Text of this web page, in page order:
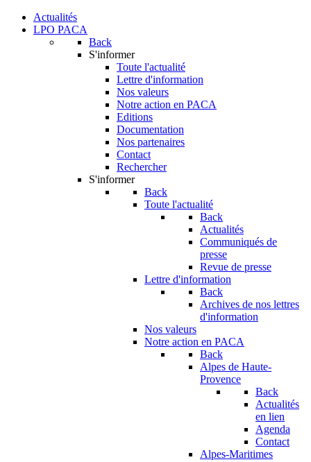
Actualités
LPO PACA
Back
S'informer
Toute l'actualité
Lettre d'information
Nos valeurs
Notre action en PACA
Editions
Documentation
Nos partenaires
Contact
Rechercher
S'informer
Back
Toute l'actualité
Back
Actualités
Communiqués de
presse
Revue de presse
Lettre d'information
Back
Archives de nos lettres
d'information
Nos valeurs
Notre action en PACA
Back
Alpes de Haute-
Provence
Back
Actualités
en lien
Agenda
Contact
Alpes-Maritimes